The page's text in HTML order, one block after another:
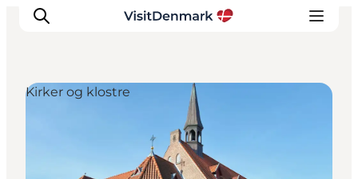
Destinationer
Kirker og klostre